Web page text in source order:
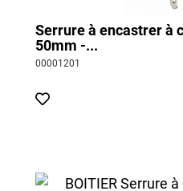
Serrure à encastrer à
50mm -...
00001201